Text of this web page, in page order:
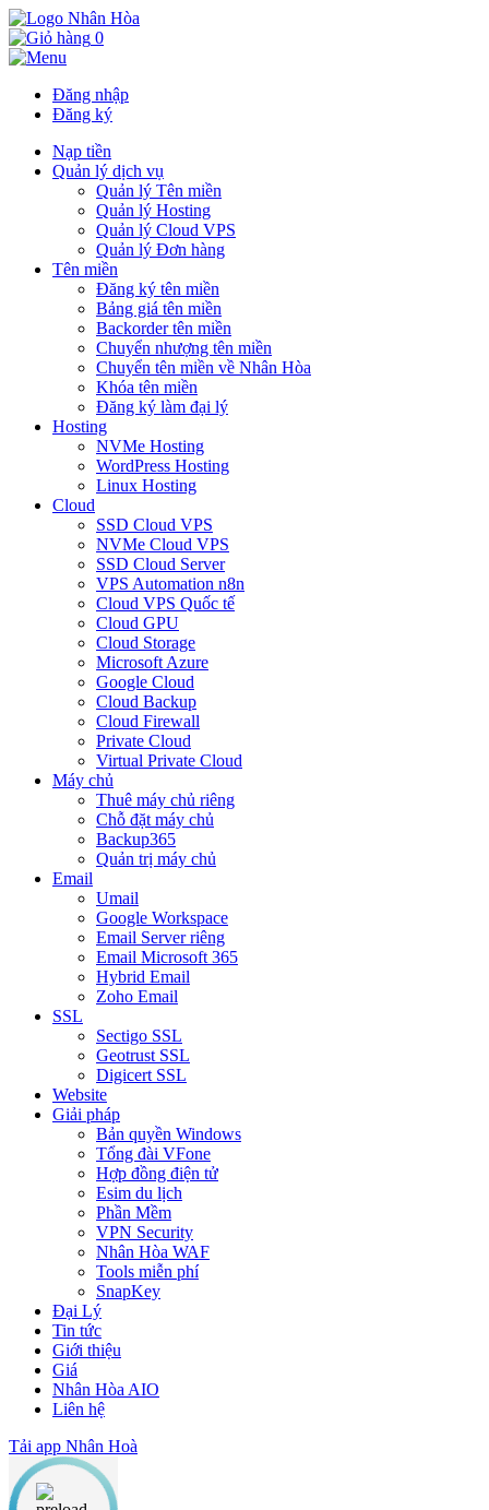
0
Đăng nhập
Đăng ký
Nạp tiền
Quản lý dịch vụ
Quản lý Tên miền
Quản lý Hosting
Quản lý Cloud VPS
Quản lý Đơn hàng
Tên miền
Đăng ký tên miền
Bảng giá tên miền
Backorder tên miền
Chuyển nhượng tên miền
Chuyển tên miền về Nhân Hòa
Khóa tên miền
Đăng ký làm đại lý
Hosting
NVMe Hosting
WordPress Hosting
Linux Hosting
Cloud
SSD Cloud VPS
NVMe Cloud VPS
SSD Cloud Server
VPS Automation n8n
Cloud VPS Quốc tế
Cloud GPU
Cloud Storage
Microsoft Azure
Google Cloud
Cloud Backup
Cloud Firewall
Private Cloud
Virtual Private Cloud
Máy chủ
Thuê máy chủ riêng
Chỗ đặt máy chủ
Backup365
Quản trị máy chủ
Email
Umail
Google Workspace
Email Server riêng
Email Microsoft 365
Hybrid Email
Zoho Email
SSL
Sectigo SSL
Geotrust SSL
Digicert SSL
Website
Giải pháp
Bản quyền Windows
Tổng đài VFone
Hợp đồng điện tử
Esim du lịch
Phần Mềm
VPN Security
Nhân Hòa WAF
Tools miễn phí
SnapKey
Đại Lý
Tin tức
Giới thiệu
Giá
Nhân Hòa AIO
Liên hệ
Tải app Nhân Hoà
Nội dung chính